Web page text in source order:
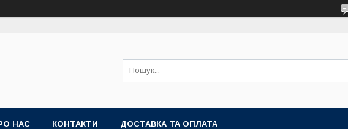
НАС КОНТАКТИ ДОСТАВКА ТА ОПЛАТА